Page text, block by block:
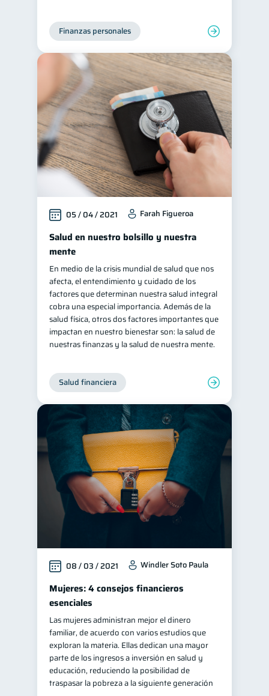
Finanzas personales
05 / 04 / 2021 Farah Figueroa
Salud en nuestro bolsillo y nuestra
mente
En medio de la crisis mundial de salud que nos
afecta, el entendimiento y cuidado de los
factores que determinan nuestra salud integral
cobra una especial importancia. Además de la
salud física, otros dos factores importantes que
impactan en nuestro bienestar son: la salud de
nuestras finanzas y la salud de nuestra mente.
Salud financiera
08 / 03 / 2021 Windler Soto Paula
Mujeres: 4 consejos financieros
esenciales
Las mujeres administran mejor el dinero
familiar, de acuerdo con varios estudios que
exploran la materia. Ellas dedican una mayor
parte de los ingresos a inversión en salud y
educación, reduciendo la posibilidad de
traspasar la pobreza a la siguiente generación